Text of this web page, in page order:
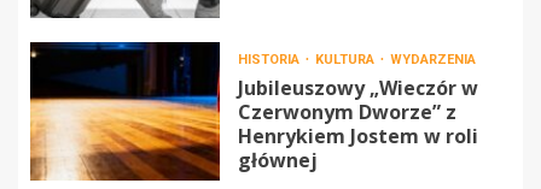
HISTORIA KULTURA WYDARZENIA
Jubileuszowy „Wieczór w
Czerwonym Dworze” z
Henrykiem Jostem w roli
głównej